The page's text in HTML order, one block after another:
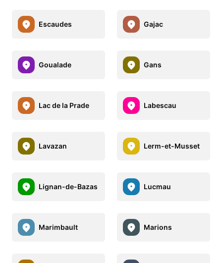
Escaudes Gajac
Goualade Gans
Lac de la Prade Labescau
Lavazan Lerm-et-Musset
Lignan-de-Bazas Lucmau
Marimbault Marions